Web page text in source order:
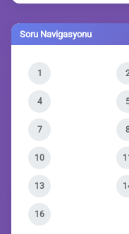
Soru Navigasyonu
1
4
7
10
13
16